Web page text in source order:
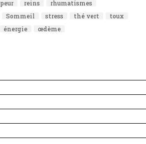
peur reins
rhumatismes
Sommeil stress thé vert
toux
énergie œdème